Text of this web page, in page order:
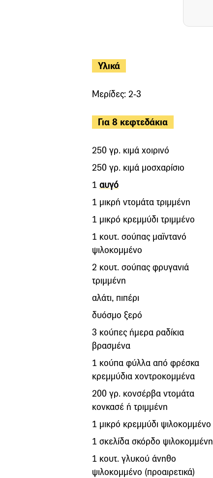
Υλικά
Μερίδες: 2-3
Για 8 κεφτεδάκια
250 γρ. κιμά χοιρινό
250 γρ. κιμά μοσχαρίσιο
1 αυγό
1 μικρή ντομάτα τριμμένη
1 μικρό κρεμμύδι τριμμένο
1 κουτ. σούπας μαϊντανό
ψιλοκομμένο
2 κουτ. σούπας φρυγανιά
τριμμένη
αλάτι, πιπέρι
δυόσμο ξερό
3 κούπες ήμερα ραδίκια
βρασμένα
1 κούπα φύλλα από φρέσκα
κρεμμύδια χοντροκομμένα
200 γρ. κονσέρβα ντομάτα
κονκασέ ή τριμμένη
1 μικρό κρεμμύδι ψιλοκομμένο
1 σκελίδα σκόρδο ψιλοκομμένη
1 κουτ. γλυκού άνηθο
ψιλοκομμένο (προαιρετικά)